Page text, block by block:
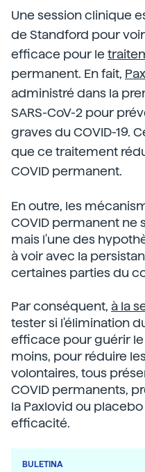
Une session clinique
de Standford pour
efficace pour le
permanent. En fait,
administré dans la
SARS-CoV-2 pour
graves du COVID-19.
que ce traitement
COVID permanent.
En outre, les
COVID permanent ne
mais l'une des
à voir avec la
certaines parties du
Par conséquent, à la
tester si l'élimination
efficace pour guérir le
moins, pour réduire
volontaires, tous
COVID permanents,
la Paxlovid ou
efficacité.
BULETINA